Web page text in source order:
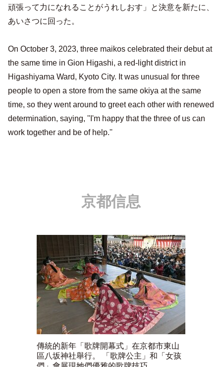
頑張って力になれることがうれしおす」と決意を新たに、
あいさつに回った。
On October 3, 2023, three maikos celebrated their debut at
the same time in Gion Higashi, a red-light district in
Higashiyama Ward, Kyoto City. It was unusual for three
people to open a store from the same okiya at the same
time, so they went around to greet each other with renewed
determination, saying, ''I'm happy that the three of us can
work together and be of help.''
京都信息
傳統的新年「歌牌開幕式」在京都市東山
區八坂神社舉行。 「歌牌公主」和「女孩